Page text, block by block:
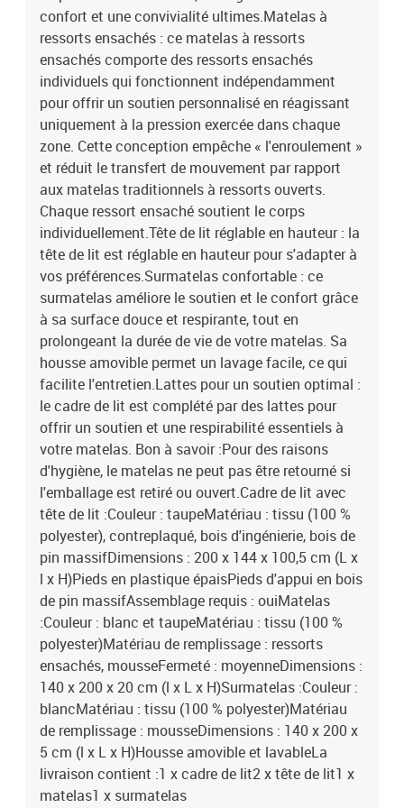
confort et une convivialité ultimes.Matelas à
ressorts ensachés : ce matelas à ressorts
ensachés comporte des ressorts ensachés
individuels qui fonctionnent indépendamment
pour offrir un soutien personnalisé en réagissant
uniquement à la pression exercée dans chaque
zone. Cette conception empêche « l'enroulement »
et réduit le transfert de mouvement par rapport
aux matelas traditionnels à ressorts ouverts.
Chaque ressort ensaché soutient le corps
individuellement.Tête de lit réglable en hauteur : la
tête de lit est réglable en hauteur pour s'adapter à
vos préférences.Surmatelas confortable : ce
surmatelas améliore le soutien et le confort grâce
à sa surface douce et respirante, tout en
prolongeant la durée de vie de votre matelas. Sa
housse amovible permet un lavage facile, ce qui
facilite l'entretien.Lattes pour un soutien optimal :
le cadre de lit est complété par des lattes pour
offrir un soutien et une respirabilité essentiels à
votre matelas. Bon à savoir :Pour des raisons
d'hygiène, le matelas ne peut pas être retourné si
l'emballage est retiré ou ouvert.Cadre de lit avec
tête de lit :Couleur : taupeMatériau : tissu (100 %
polyester), contreplaqué, bois d'ingénierie, bois de
pin massifDimensions : 200 x 144 x 100,5 cm (L x
l x H)Pieds en plastique épaisPieds d'appui en bois
de pin massifAssemblage requis : ouiMatelas
:Couleur : blanc et taupeMatériau : tissu (100 %
polyester)Matériau de remplissage : ressorts
ensachés, mousseFermeté : moyenneDimensions :
140 x 200 x 20 cm (l x L x H)Surmatelas :Couleur :
blancMatériau : tissu (100 % polyester)Matériau
de remplissage : mousseDimensions : 140 x 200 x
5 cm (l x L x H)Housse amovible et lavableLa
livraison contient :1 x cadre de lit2 x tête de lit1 x
matelas1 x surmatelas